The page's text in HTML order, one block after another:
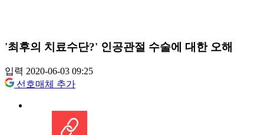
'최후의 치료수단?' 인공관절 수술에 대한 오해
입력 2020-06-03 09:25
선호매체 추가